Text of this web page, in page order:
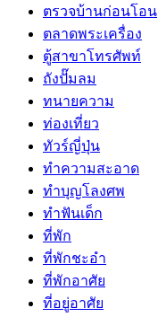
ตรวจบ้านก่อนโอน
ตลาดพระเครื่อง
ตู้สาขาโทรศัพท์
ถังปั๊มลม
ทนายความ
ท่องเที่ยว
ทัวร์ญี่ปุ่น
ทำความสะอาด
ทำบุญโลงศพ
ทำฟันเด็ก
ที่พัก
ที่พักชะอำ
ที่พักอาศัย
ที่อยู่อาศัย